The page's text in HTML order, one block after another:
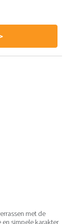
met de
simpele karakter